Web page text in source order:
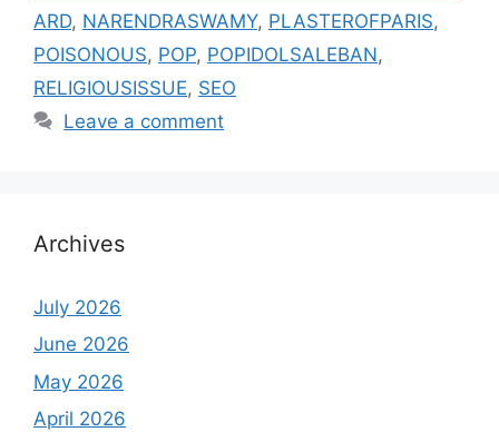
ARD, NARENDRASWAMY, PLASTEROFPARIS,
POISONOUS, POP, POPIDOLSALEBAN,
RELIGIOUSISSUE, SEO
Leave a comment
Archives
July 2026
June 2026
May 2026
April 2026